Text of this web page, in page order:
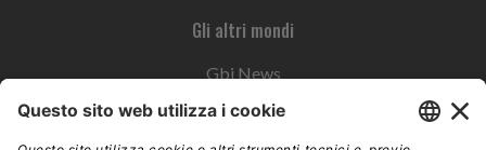
Gli altri mondi
Gbi News
Instoremag